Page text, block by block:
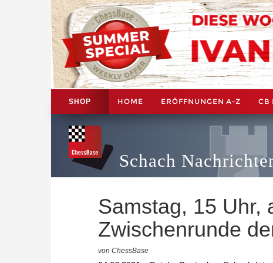
SHOP HOME ERÖFFNUNGEN A-Z CB
Schach
Samstag, 15 Uhr,
Zwischenrunde
von ChessBase